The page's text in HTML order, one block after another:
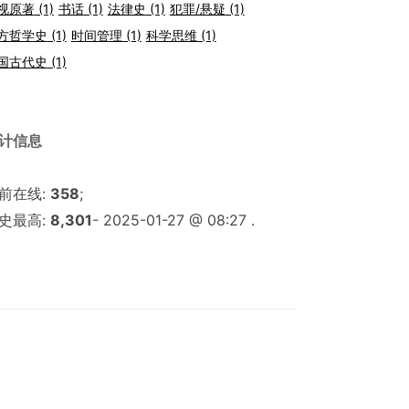
原著(1) 书话(1) 法律史 (1) 犯罪/悬疑 (1)
哲学史 (1) 时间管理 (1) 科学思维(1)
古代史 (1)
信息
在线: 358;
最高: 8,301- 2025-01-27 @ 08:27 .